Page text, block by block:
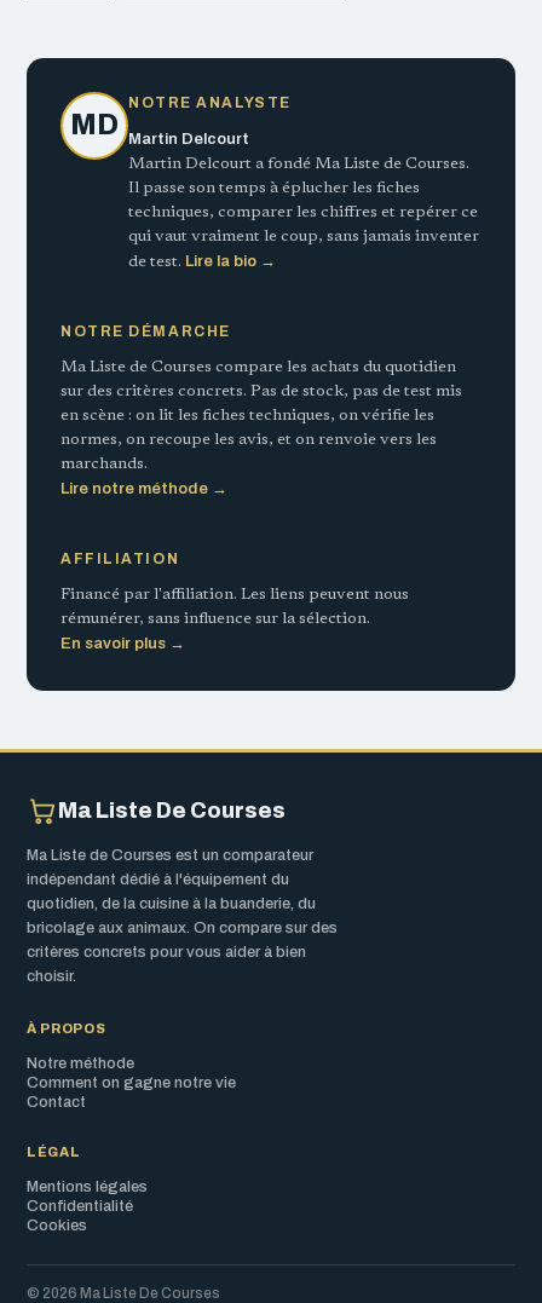
MD
NOTRE ANALYSTE
Martin Delcourt
Martin Delcourt a fondé Ma Liste de Courses.
Il passe son temps à éplucher les fiches
techniques, comparer les chiffres et repérer ce
qui vaut vraiment le coup, sans jamais inventer
de test. Lire la bio →
NOTRE DÉMARCHE
Ma Liste de Courses compare les achats du quotidien
sur des critères concrets. Pas de stock, pas de test mis
en scène : on lit les fiches techniques, on vérifie les
normes, on recoupe les avis, et on renvoie vers les
marchands.
Lire notre méthode →
AFFILIATION
Financé par l'affiliation. Les liens peuvent nous
rémunérer, sans influence sur la sélection.
En savoir plus →
Ma Liste De Courses
Ma Liste de Courses est un comparateur
indépendant dédié à l'équipement du
quotidien, de la cuisine à la buanderie, du
bricolage aux animaux. On compare sur des
critères concrets pour vous aider à bien
choisir.
À PROPOS
Notre méthode
Comment on gagne notre vie
Contact
LÉGAL
Mentions légales
Confidentialité
Cookies
© 2026 Ma Liste De Courses